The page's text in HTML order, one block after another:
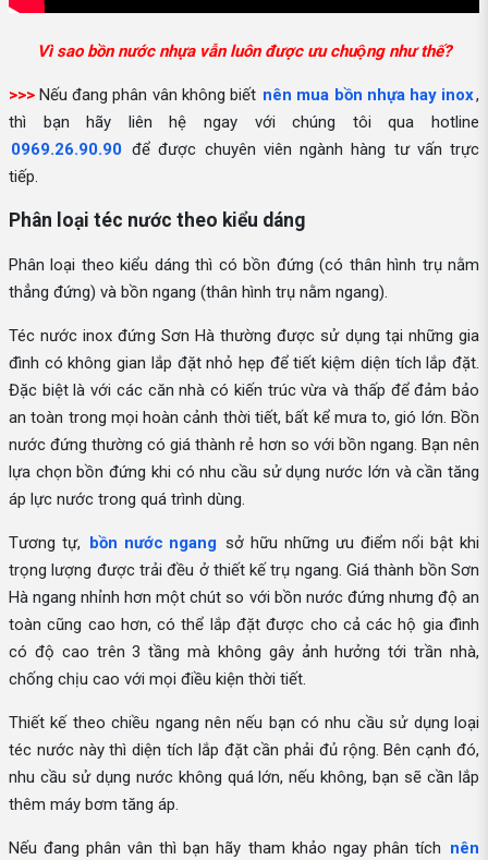
Vì sao bồn nước nhựa vẫn luôn được ưu chuộng như thế?
>>> Nếu đang phân vân không biết nên mua bồn nhựa hay inox,
thì bạn hãy liên hệ ngay với chúng tôi qua hotline
0969.26.90.90 để được chuyên viên ngành hàng tư vấn trực
tiếp.
Phân loại téc nước theo kiểu dáng
Phân loại theo kiểu dáng thì có bồn đứng (có thân hình trụ nằm
thẳng đứng) và bồn ngang (thân hình trụ nằm ngang).
Téc nước inox đứng Sơn Hà thường được sử dụng tại những gia
đình có không gian lắp đặt nhỏ hẹp để tiết kiệm diện tích lắp đặt.
Đặc biệt là với các căn nhà có kiến trúc vừa và thấp để đảm bảo
an toàn trong mọi hoàn cảnh thời tiết, bất kể mưa to, gió lớn. Bồn
nước đứng thường có giá thành rẻ hơn so với bồn ngang. Bạn nên
lựa chọn bồn đứng khi có nhu cầu sử dụng nước lớn và cần tăng
áp lực nước trong quá trình dùng.
Tương tự, bồn nước ngang sở hữu những ưu điểm nổi bật khi
trọng lượng được trải đều ở thiết kế trụ ngang. Giá thành bồn Sơn
Hà ngang nhỉnh hơn một chút so với bồn nước đứng nhưng độ an
toàn cũng cao hơn, có thể lắp đặt được cho cả các hộ gia đình
có độ cao trên 3 tầng mà không gây ảnh hưởng tới trần nhà,
chống chịu cao với mọi điều kiện thời tiết.
Thiết kế theo chiều ngang nên nếu bạn có nhu cầu sử dụng loại
téc nước này thì diện tích lắp đặt cần phải đủ rộng. Bên cạnh đó,
nhu cầu sử dụng nước không quá lớn, nếu không, bạn sẽ cần lắp
thêm máy bơm tăng áp.
Nếu đang phân vân thì bạn hãy tham khảo ngay phân tích nên